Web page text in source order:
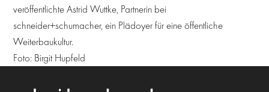
veröffentlichte Astrid Wuttke, Partnerin bei
schneider+schumacher, ein Plädoyer für eine öffentliche
Weiterbaukultur.
Foto: Birgit Hupfeld